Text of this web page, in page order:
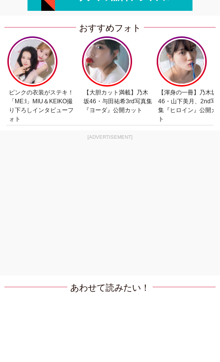
おすすめフォト
ピンクの衣装がステキ！
「ME:I」MIU＆KEIKO撮
り下ろしインタビューフ
ォト
【大胆カット満載】乃木
坂46・与田祐希3rd写真集
『ヨーダ』公開カット
【渾身の一冊】乃木坂
46・山下美月、2nd写
集『ヒロイン』公開カ
ト
[ADVERTISEMENT]
あわせて読みたい！